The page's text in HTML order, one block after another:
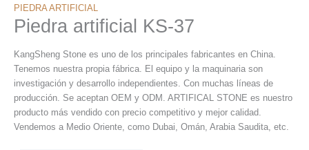
PIEDRA ARTIFICIAL
Piedra artificial KS-37
KangSheng Stone es uno de los principales fabricantes en China.
Tenemos nuestra propia fábrica. El equipo y la maquinaria son
investigación y desarrollo independientes. Con muchas líneas de
producción. Se aceptan OEM y ODM. ARTIFICAL STONE es nuestro
producto más vendido con precio competitivo y mejor calidad.
Vendemos a Medio Oriente, como Dubai, Omán, Arabia Saudita, etc.